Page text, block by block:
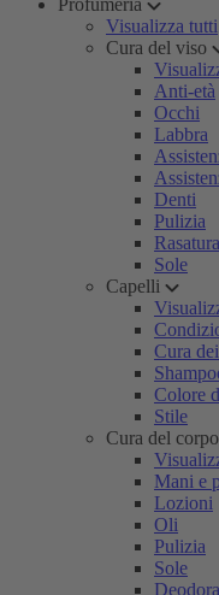
Profumeria
Visualizza tutti
Cura del viso
Anti-età
Occhi
Labbra
Denti
Pulizia
Rasatura
Sole
Capelli
Cura
Colore
Stile
Cura del corpo
Mani e
Lozioni
Oli
Pulizia
Sole